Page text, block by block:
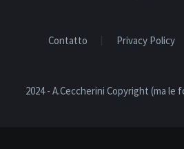
Contatto Privacy Policy
2024 - A.Ceccherini Copyright (ma